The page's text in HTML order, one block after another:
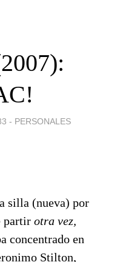
- PERSONALES
silla (nueva) por
partir otra vez,
concentrado en
Stilton,